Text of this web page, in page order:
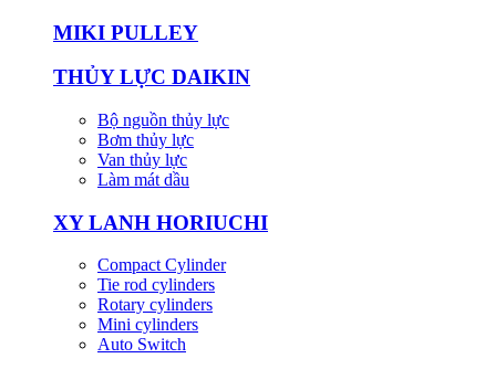
MIKI PULLEY
THỦY LỰC DAIKIN
Bộ nguồn thủy lực
Bơm thủy lực
Van thủy lực
Làm mát dầu
XY LANH HORIUCHI
Compact Cylinder
Tie rod cylinders
Rotary cylinders
Mini cylinders
Auto Switch